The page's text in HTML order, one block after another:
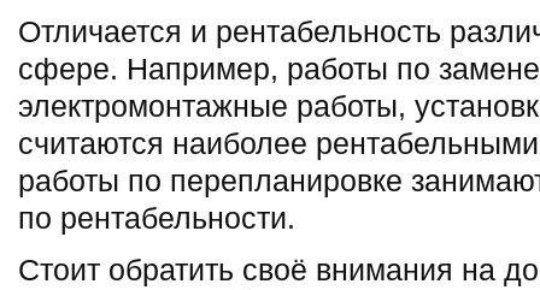
Отличается и рентабельность
сфере. Например, работы по замене
электромонтажные работы,
считаются наиболее
работы по перепланировке
по рентабельности.
Стоит обратить своё внимания на